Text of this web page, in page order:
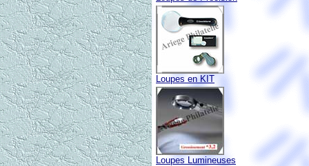
Loupes en KIT
Loupes Lumineuses